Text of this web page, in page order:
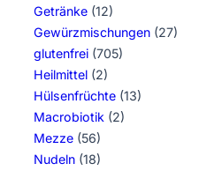
Getränke (12)
Gewürzmischungen (27)
glutenfrei (705)
Heilmittel (2)
Hülsenfrüchte (13)
Macrobiotik (2)
Mezze (56)
Nudeln (18)